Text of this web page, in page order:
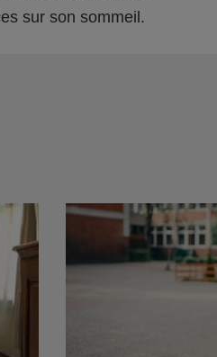
sur son sommeil.